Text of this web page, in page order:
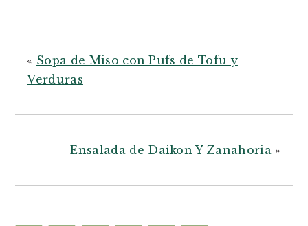
« Sopa de Miso con Pufs de Tofu y
Verduras
Ensalada de Daikon Y Zanahoria»